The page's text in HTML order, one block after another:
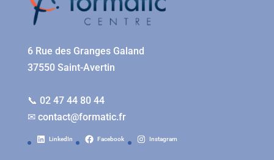
6 Rue des Granges Galand
37550 Saint-Avertin
📞 02 47 44 80 44
✉ contact@formatic.fr
LinkedIn Facebook Instagram